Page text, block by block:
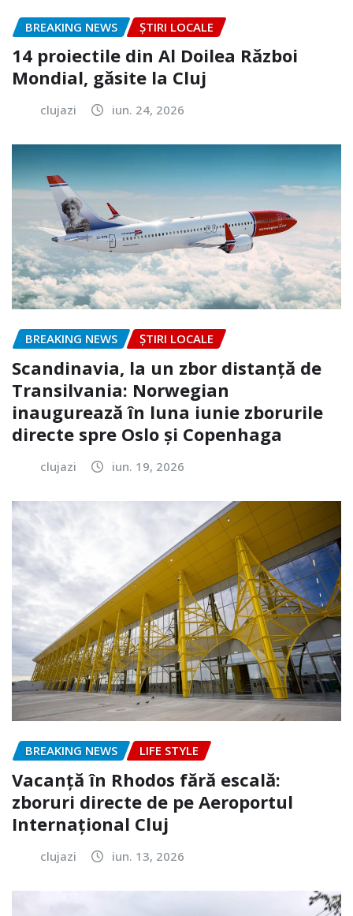
BREAKING NEWS ȘTIRI LOCALE
14 proiectile din Al Doilea Război
Mondial, găsite la Cluj
clujazi iun. 24, 2026
BREAKING NEWS ȘTIRI LOCALE
Scandinavia, la un zbor distanță de
Transilvania: Norwegian
inaugurează în luna iunie zborurile
directe spre Oslo și Copenhaga
clujazi iun. 19, 2026
BREAKING NEWS LIFE STYLE
Vacanță în Rhodos fără escală:
zboruri directe de pe Aeroportul
Internațional Cluj
clujazi iun. 13, 2026